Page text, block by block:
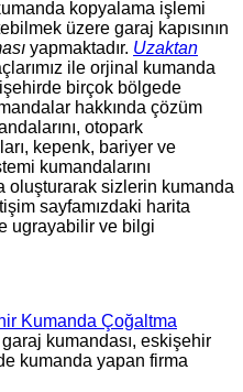
kopyalama işlemi
üzere garaj kapısının
yapmaktadır. Uzaktan
ile orjinal kumanda
birçok bölgede
hakkında çözüm
otopark
kepenk, bariyer ve
kumandalarını
oluşturarak sizlerin kumanda
sayfamızdaki harita
ugrayabilir ve bilgi
Kumanda Çoğaltma
kumandası, eskişehir
kumanda yapan firma